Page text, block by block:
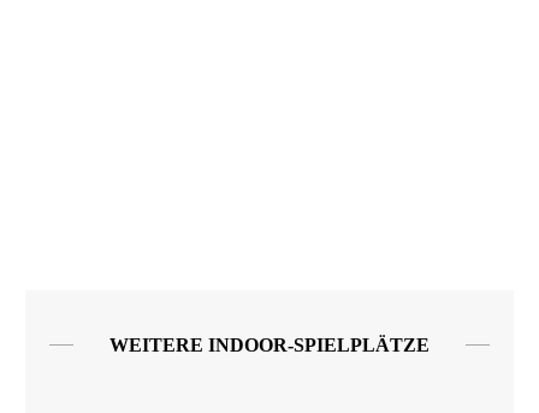
WEITERE INDOOR-SPIELPLÄTZE